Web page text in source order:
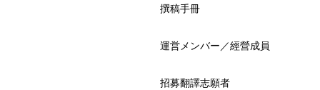
撰稿手冊
運営メンバー／經營成員
招募翻譯志願者